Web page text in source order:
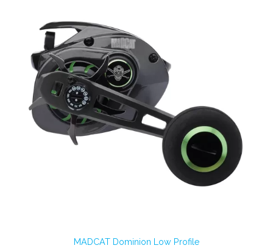
MADCAT Dominion Low Profile